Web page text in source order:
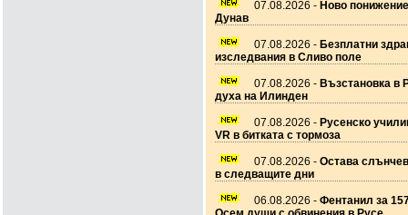
07.08.2026 - Ново
Дунав
07.08.2026 - Безплатни
изследвания в Сливо поле
07.08.2026 - Възстановка в
духа на Илинден
07.08.2026 - Русенско
VR в битката с тормоза
07.08.2026 - Остава
в следващите дни
06.08.2026 - Фентанил за